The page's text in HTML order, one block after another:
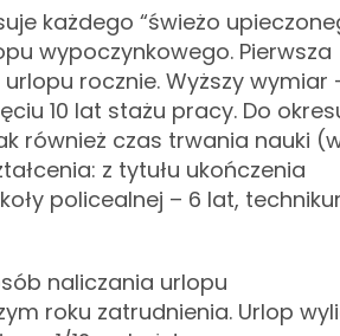
każdego “świeżo
wypoczynkowego. Pierwsza
rocznie. Wyższy wymiar
10 lat stażu pracy. Do
również czas trwania nauki
z tytułu ukończenia
policealnej – 6 lat,
naliczania urlopu
roku zatrudnienia. Urlop